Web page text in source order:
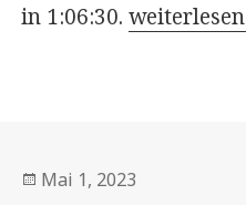
in 1:06:30.18. N
weiterlesen
Veröffentlicht
Mai 1, 2023